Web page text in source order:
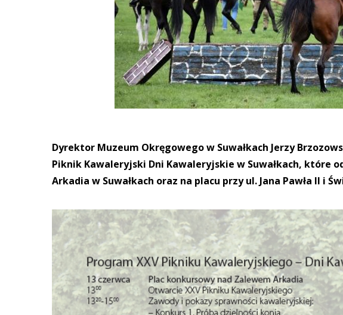
Dyrektor Muzeum Okręgowego w Suwałkach Jerzy
Piknik Kawaleryjski Dni Kawaleryjskie w Suwałkach, które
Arkadia w Suwałkach oraz na placu przy ul. Jana Pawła II i